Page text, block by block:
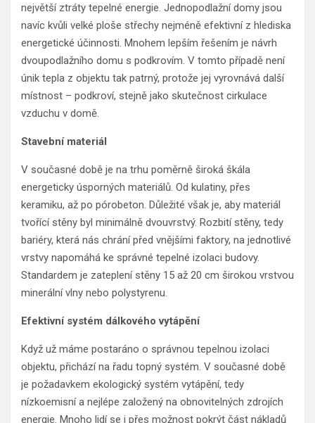
největší ztráty tepelné energie. Jednopodlažní domy jsou
navíc kvůli velké ploše střechy nejméně efektivní z hlediska
energetické účinnosti. Mnohem lepším řešením je návrh
dvoupodlažního domu s podkrovím. V tomto případě není
únik tepla z objektu tak patrný, protože jej vyrovnává další
místnost – podkroví, stejně jako skutečnost cirkulace
vzduchu v domě.
Stavební materiál
V současné době je na trhu poměrně široká škála
energeticky úsporných materiálů. Od kulatiny, přes
keramiku, až po pórobeton. Důležité však je, aby materiál
tvořící stěny byl minimálně dvouvrstvý. Rozbití stěny, tedy
bariéry, která nás chrání před vnějšími faktory, na jednotlivé
vrstvy napomáhá ke správné tepelné izolaci budovy.
Standardem je zateplení stěny 15 až 20 cm širokou vrstvou
minerální vlny nebo polystyrenu.
Efektivní systém dálkového vytápění
Když už máme postaráno o správnou tepelnou izolaci
objektu, přichází na řadu topný systém. V současné době
je požadavkem ekologický systém vytápění, tedy
nízkoemisní a nejlépe založený na obnovitelných zdrojích
energie. Mnoho lidí se i přes možnost pokrýt část nákladů